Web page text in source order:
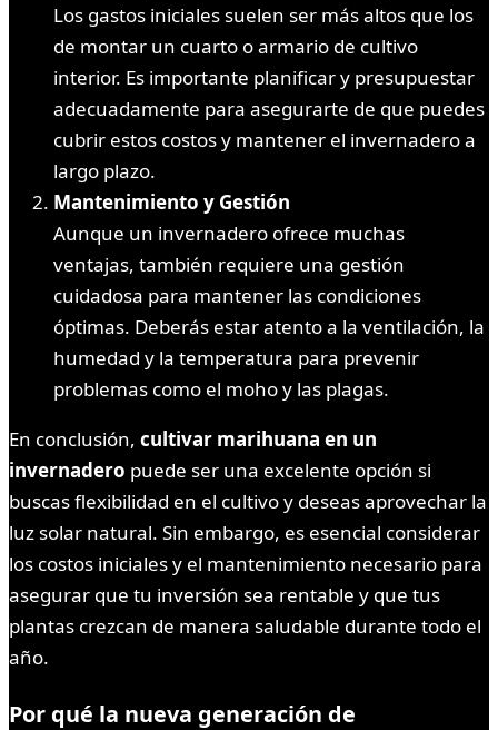
Los gastos iniciales suelen ser más altos que los
de montar un cuarto o armario de cultivo
interior. Es importante planificar y presupuestar
adecuadamente para asegurarte de que puedes
cubrir estos costos y mantener el invernadero a
largo plazo.
Mantenimiento y Gestión
Aunque un invernadero ofrece muchas
ventajas, también requiere una gestión
cuidadosa para mantener las condiciones
óptimas. Deberás estar atento a la ventilación, la
humedad y la temperatura para prevenir
problemas como el moho y las plagas.
En conclusión, cultivar marihuana en un
invernadero puede ser una excelente opción si
buscas flexibilidad en el cultivo y deseas aprovechar la
luz solar natural. Sin embargo, es esencial considerar
los costos iniciales y el mantenimiento necesario para
asegurar que tu inversión sea rentable y que tus
plantas crezcan de manera saludable durante todo el
año.
Por qué la nueva generación de